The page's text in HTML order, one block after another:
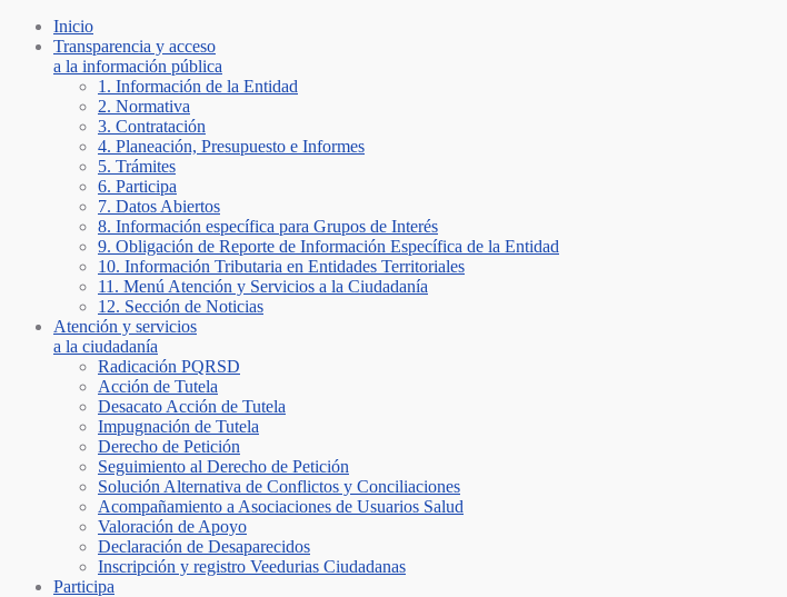
Inicio
Transparencia y acceso
a la información pública
1. Información de la Entidad
2. Normativa
3. Contratación
4. Planeación, Presupuesto e Informes
5. Trámites
6. Participa
7. Datos Abiertos
8. Información específica para Grupos de Interés
9. Obligación de Reporte de Información Específica de la Entidad
10. Información Tributaria en Entidades Territoriales
11. Menú Atención y Servicios a la Ciudadanía
12. Sección de Noticias
Atención y servicios
a la ciudadanía
Radicación PQRSD
Acción de Tutela
Desacato Acción de Tutela
Impugnación de Tutela
Derecho de Petición
Seguimiento al Derecho de Petición
Solución Alternativa de Conflictos y Conciliaciones
Acompañamiento a Asociaciones de Usuarios Salud
Valoración de Apoyo
Declaración de Desaparecidos
Inscripción y registro Veedurias Ciudadanas
Participa